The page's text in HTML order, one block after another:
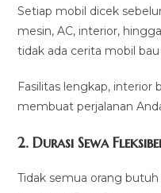
Setiap mobil dicek
mesin, AC, interior,
tidak ada cerita mobil
Fasilitas lengkap, interior
membuat perjalanan
2. Durasi Sewa
Tidak semua orang